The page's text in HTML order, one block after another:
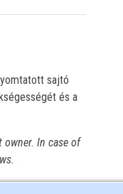
sajtó
és a
In case of